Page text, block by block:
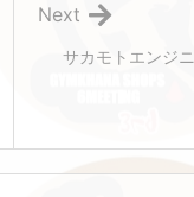
サカモトエンジ
Next